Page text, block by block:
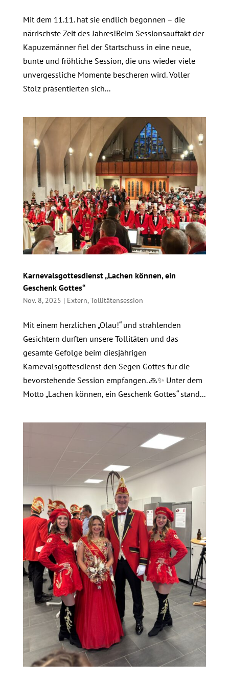
Mit dem 11.11. hat sie endlich begonnen – die
närrischste Zeit des Jahres!Beim Sessionsauftakt der
Kapuzemänner fiel der Startschuss in eine neue,
bunte und fröhliche Session, die uns wieder viele
unvergessliche Momente bescheren wird. Voller
Stolz präsentierten sich...
Karnevalsgottesdienst „Lachen können, ein
Geschenk Gottes“
Nov. 8, 2025 | Extern,Tollitätensession
Mit einem herzlichen „Olau!“ und strahlenden
Gesichtern durften unsere Tollitäten und das
gesamte Gefolge beim diesjährigen
Karnevalsgottesdienst den Segen Gottes für die
bevorstehende Session empfangen. 🙏✨ Unter dem
Motto „Lachen können, ein Geschenk Gottes“ stand...